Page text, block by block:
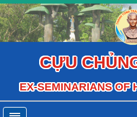
CỰU
EX-SEMINARIANS OF